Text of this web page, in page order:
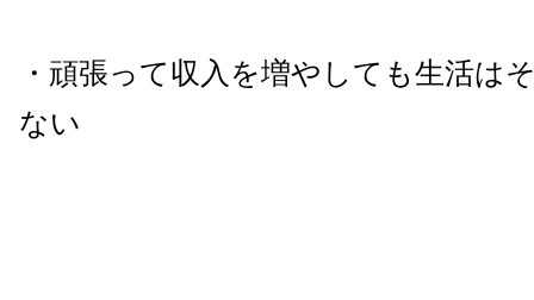
・頑張って収入を増やしても生活は
ない